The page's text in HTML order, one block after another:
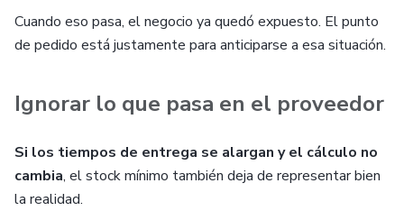
Cuando eso pasa, el negocio ya quedó expuesto. El punto
de pedido está justamente para anticiparse a esa situación.
Ignorar lo que pasa en el proveedor
Si los tiempos de entrega se alargan y el cálculo no
cambia, el stock mínimo también deja de representar bien
la realidad.